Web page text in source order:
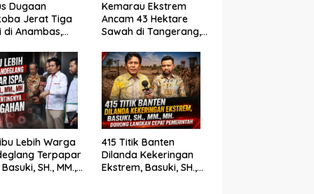
Dugaan
Jerat Tiga
di Anambas,
Harus Tegak
Kemarau Ekstrem
Ancam 43 Hektare
Sawah di Tangerang,
Dorong Langkah
Cepat Pemerintah
Lebih Warga
Terpapar
Basuki, SH., MM.,
415 Titik Banten
Dilanda Kekeringan
Ekstrem, Basuki, SH.,